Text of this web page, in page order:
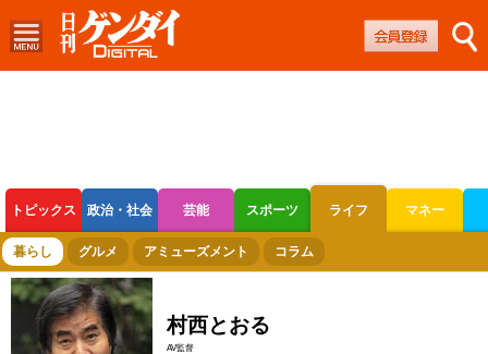
トピックス 政治・社会 芸能 スポーツ ライフ マネー
ボートレース 競輪 オートレース
暮らし グルメ アミューズメント コラム
村西とおる
AV監督